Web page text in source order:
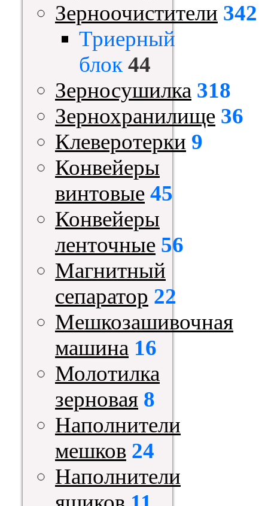
Зерноочистители 342
Триерный
блок 44
Зерносушилка 318
Зернохранилище 36
Клеверотерки 9
Конвейеры
винтовые 45
Конвейеры
ленточные 56
Магнитный
сепаратор 22
Мешкозашивочная
машина 16
Молотилка
зерновая 8
Наполнители
мешков 24
Наполнители